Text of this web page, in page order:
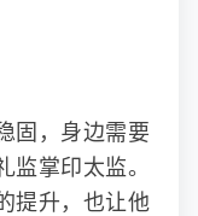
固，身边需要
监掌印太监。
提升，也让他